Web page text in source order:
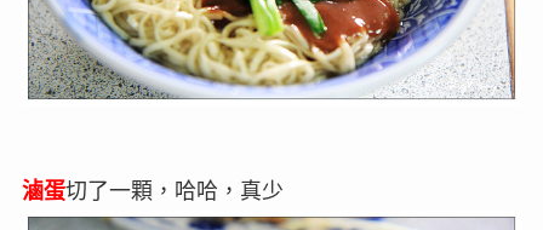
滷蛋切了一顆，哈哈，真少